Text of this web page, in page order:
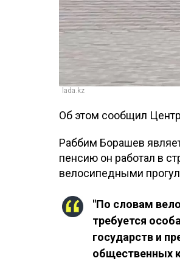
lada.kz
Об этом сообщил
Раббим Борашев
пенсию он работал в
велосипедными
"По словам
требуется
государств и
общественных